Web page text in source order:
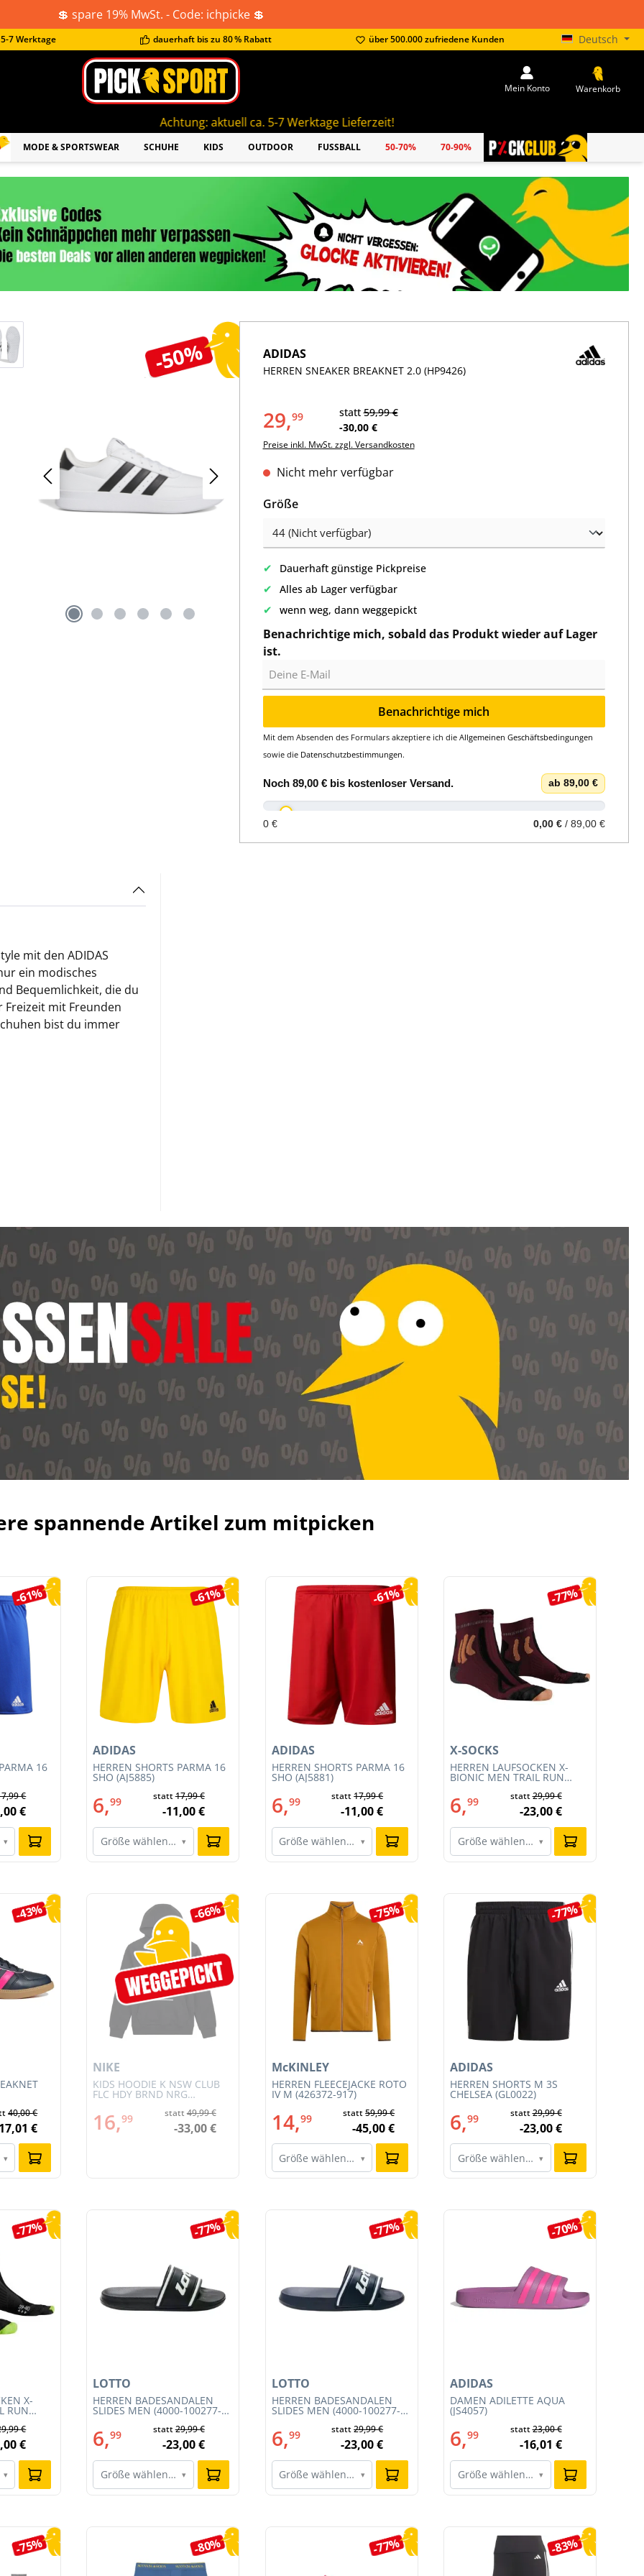
💲 spare 19% MwSt. - Code: ichpicke 💲
7 Werktage dauerhaft bis zu 80 % Rabatt über 500.000 zufriedene Kunden Deutsch
Achtung: aktuell ca. 5-7 Werktage Lieferzeit!
Mein Konto Warenkorb
MODE & SPORTSWEAR SCHUHE KIDS OUTDOOR FUSSBALL 50-70% 70-90% PICKCLUB
-50%
ADIDAS
HERREN SNEAKER BREAKNET 2.0 (HP9426)
29,99 statt59,99 €
-30,00 €
Preise inkl. MwSt. zzgl. Versandkosten
Nicht mehr verfügbar
Größeauswählen
✔ Dauerhaft günstige Pickpreise
✔ Alles ab Lager verfügbar
✔ wenn weg, dann weggepickt
Benachrichtige mich, sobald das Produkt wieder auf Lager
ist.
Benachrichtige mich
Mit dem Absenden des Formulars akzeptiere ich die Allgemeinen Geschäftsbedingungen
sowie die Datenschutzbestimmungen.
Noch 89,00 €bis kostenloser Versand. ab 89,00 €
0 € 0,00 € / 89,00 €
mit den ADIDAS
ein modisches
Bequemlichkeit, die du
Freizeit mit Freunden
bist du immer
spannende Artikel zum mitpicken
-61%
16
€
€
▾
-61%
HERREN SHORTS PARMA 16
SHO (AJ5885)
ADIDAS
6,99 statt17,99 €
-11,00 €
Größe wählen… ▾
-61%
HERREN SHORTS PARMA 16
SHO (AJ5881)
ADIDAS
6,99 statt17,99 €
-11,00 €
Größe wählen… ▾
-77%
HERREN LAUFSOCKEN X-
BIONIC MEN TRAIL RUN
R019)
X-SOCKS
6,99 statt29,99 €
-23,00 €
Größe wählen… ▾
-43%
40,00 €
€
▾
-66%
KIDS HOODIE K NSW CLUB
FLC HDY BRND NRG
NIKE
16,99 statt49,99 €
-33,00 €
-75%
HERREN FLEECEJACKE ROTO
IV M (426372-917)
McKINLEY
14,99 statt59,99 €
-45,00 €
Größe wählen… ▾
-77%
HERREN SHORTS M 3S
CHELSEA (GL0022)
ADIDAS
6,99 statt29,99 €
-23,00 €
Größe wählen… ▾
-77%
X-
RUN
€
€
▾
-77%
HERREN BADESANDALEN
SLIDES MEN (4000-100277-
LOTTO
6,99 statt29,99 €
-23,00 €
Größe wählen… ▾
-77%
HERREN BADESANDALEN
SLIDES MEN (4000-100277-
LOTTO
6,99 statt29,99 €
-23,00 €
Größe wählen… ▾
-70%
DAMEN ADILETTE AQUA
(JS4057)
ADIDAS
6,99 statt23,00 €
-16,01 €
Größe wählen… ▾
-75% -80% -77% -83%